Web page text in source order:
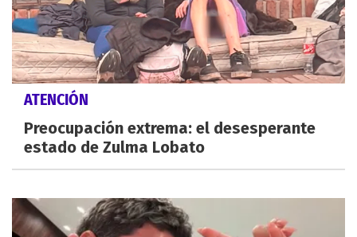
ATENCIÓN
Preocupación extrema: el desesperante
estado de Zulma Lobato